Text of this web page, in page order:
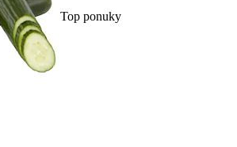
Top ponuky